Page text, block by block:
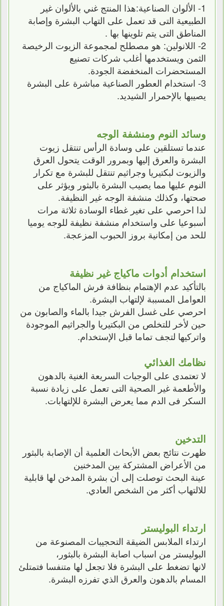
1- الألوان الصناعية:هذا المنتج غني بالألوان غير
الطبيعية التى قد تعمل على التهاب البشرة وإصابة
المناطق التى يتم تلوينها بها .
2- اللانولين: هو مصطلح لمجموعة الزيوت الرخيصة
الثمن ويستخدمها أغلب شركات تصنيع
المستحضرات المنخفضة الجودة.
3- استخدام العطور الصناعية مباشرة على البشرة
يصيبها بالإحمرار الشيديد.
وسائد النوم ومنشفة الوجه
عندما تستلقين على وسادة الرأس تنتقل زيوت
البشرة والعرق إليها وبمرور الوقت يتحول العرق
والزيوت لبكتيريا وجراثيم تنتقل للبشرة مع تكرار
النوم عليها مما يصيب البشرة بالبثور ويؤثر على
صحتها، وكذلك منشفة الوجه غير النظيفة.
لذا احرصي على تغير غطاء الوسادة ثلاثة مرات
أسبوعيا على واستخدام منشفة نظيفة للوجه يوميا
للحد من إمكانية بروز الحبوب المزعجة.
استخدام أدوات ماكياج غير نظيفة
بالتأكيد عدم الإهتمام بنظافة فرش الماكياج من
العوامل المسببة لإلتهاب البشرة.
احرصي على غسل الفرش جيدا بالماء والصابون من
حين لأخر للتخلص من البكتيريا والجراثيم الموجودة
واتركيها لتجف تماما قبل الإستخدام.
نظامك الغذائي
لا تعتمدى على الوجبات السريعة الغنية بالدهون
والأطعمة غير الصحية التى تعمل على زيادة نسبة
السكر فى الدم مما يعرض البشرة للإلتهابات.
التدخين
ظهرت نتائج بعض الأبحاث العلمية أن الإصابة بالبثور
من الأعراض المشتركة بين المدخنين
عينة البحث توصلت إلى أن بشرة المدخن لها قابلية
للالتهاب أكثر من الشخص العادي.
ارتداء البوليستر
ارتداء الملابس الضيقة التحجيبات المصنوعة من
البوليستر من اسباب اصابة البشرة بالبثور،
لانها تضغط على البشرة فلا تجعل لها متنفسا فتمتلئ
المسام بالدهون والعرق الذي تفرزه البشرة.